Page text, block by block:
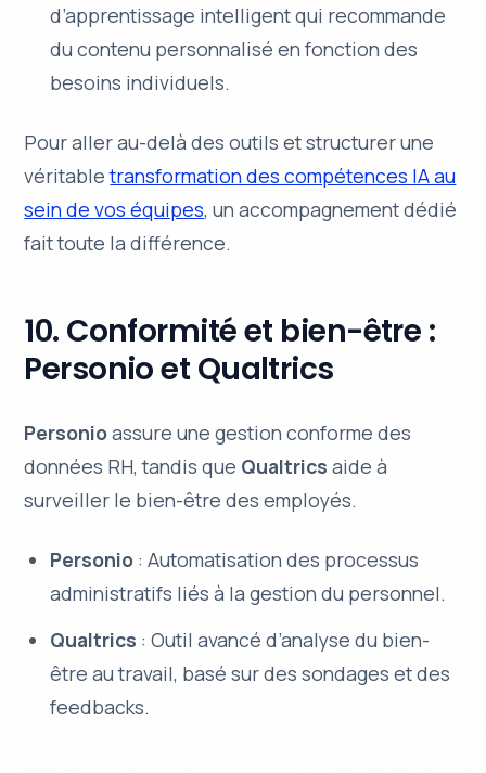
d’apprentissage intelligent qui recommande
du contenu personnalisé en fonction des
besoins individuels.
Pour aller au-delà des outils et structurer une
véritabletransformation des compétences IA au
sein de vos équipes, un accompagnement dédié
fait toute la différence.
10. Conformité et bien-être :
Personio et Qualtrics
Personioassure une gestion conforme des
données RH, tandis que Qualtrics aide à
surveiller le bien-être des employés.
Personio : Automatisation des processus
administratifs liés à la gestion du personnel.
Qualtrics : Outil avancé d’analyse du bien-
être au travail, basé sur des sondages et des
feedbacks.